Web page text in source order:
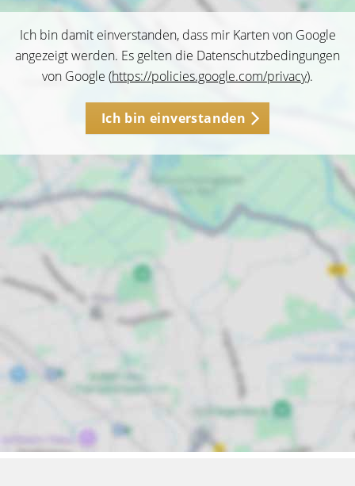
Ich bin damit einverstanden, dass mir Karten von Google
angezeigt werden. Es gelten die Datenschutzbedingungen
von Google (https://policies.google.com/privacy).
Ich bin einverstanden